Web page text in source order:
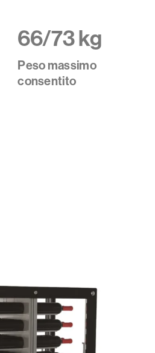
66/73 kg
Peso massimo
consentito